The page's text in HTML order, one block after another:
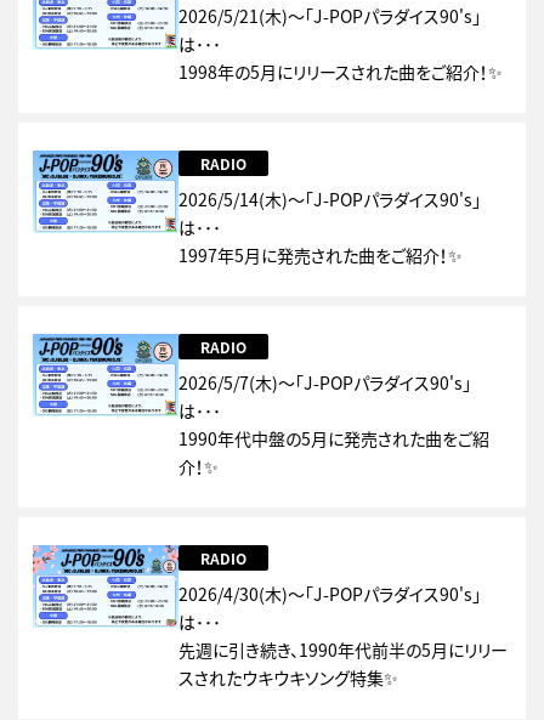
2026/5/21(木)～「J-POPパラダイス90's」
は･･･
1998年の5月にリリースされた曲をご紹介！✨
RADIO
2026/5/14(木)～「J-POPパラダイス90's」
は･･･
1997年5月に発売された曲をご紹介！✨
RADIO
2026/5/7(木)～「J-POPパラダイス90's」
は･･･
1990年代中盤の5月に発売された曲をご紹
介！✨
RADIO
2026/4/30(木)～「J-POPパラダイス90's」
は･･･
先週に引き続き、1990年代前半の5月にリリー
スされたウキウキソング特集✨